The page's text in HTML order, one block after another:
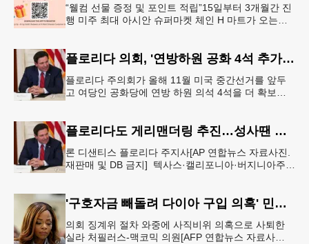
“웰컴 선물 증정 및 포인트 적립”15일부터 3개월간 진
행 미주 최대 아시안 슈퍼마켓 체인 H 마트가 오는
플로리다 의회, '연방하원 공화 4석 추가' 선거구 조정안 승인
플로리다 주의회가 올해 11월 미국 중간선거를 앞두
고 여당인 공화당에 연방 하원 의석 4석을 더 확보할
플로리다도 게리맨더링 추진…성사땐 공화 하원 4석 추가 가능성
론 디샌티스 플로리다 주지사[AP 연합뉴스 자료사진.
재판매 및 DB 금지] 텍사스·캘리포니아·버지니아주
'구호자금 빼돌려 다이아 구입 의혹' 민주 하원의원 사퇴
의회 징계위 절차 와중에 사직비위 의혹으로 사퇴한
실라 처필러스-맥코믹 의원[AFP 연합뉴스 자료사